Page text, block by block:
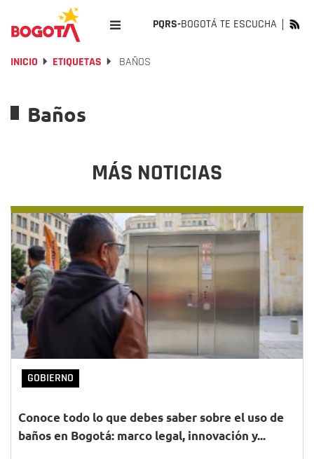
PQRS-BOGOTÁ TE ESCUCHA
INICIO ETIQUETAS BAÑOS
Baños
MÁS NOTICIAS
GOBIERNO
Conoce todo lo que debes saber sobre el uso de
baños en Bogotá: marco legal, innovación y...